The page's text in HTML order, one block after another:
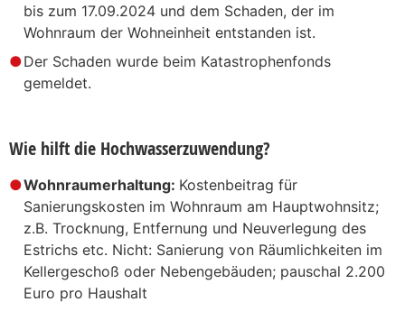
bis zum 17.09.2024 und dem Schaden, der im
Wohnraum der Wohneinheit entstanden ist.
Der Schaden wurde beim Katastrophenfonds
gemeldet.
Wie hilft die Hochwasserzuwendung?
Wohnraumerhaltung: Kostenbeitrag für
Sanierungskosten im Wohnraum am Hauptwohnsitz;
z.B. Trocknung, Entfernung und Neuverlegung des
Estrichs etc. Nicht: Sanierung von Räumlichkeiten im
Kellergeschoß oder Nebengebäuden; pauschal 2.200
Euro pro Haushalt